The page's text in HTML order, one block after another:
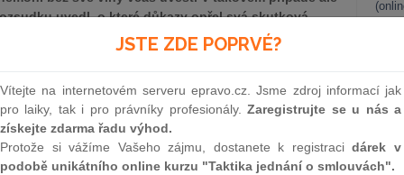
uvedl, o které důkazy opřel svá skutková
důkazů řídil (§ 157 odst. 2 o. s. ř.), odpovídá jen
vysvětleno, proč při formulaci skutkových
ačkoli nešlo o důkazy, které by řádně a včas
skončení prvního jednání, které se ve věci konalo.
je nepřezkoumatelný.
sp.zn. 29 Odo 988/2006, ze dne 30.4.2009)
JSTE ZDE POPRVÉ?
Vítejte na internetovém serveru epravo.cz. Jsme zdroj informací jak
pro laiky, tak i pro právníky profesionály.Zaregistrujte se u nás a
získejte zdarma řadu výhod.
Protože si vážíme Vašeho zájmu, dostanete k registracidárek v
podobě unikátního online kurzu "Taktika jednání o smlouvách".